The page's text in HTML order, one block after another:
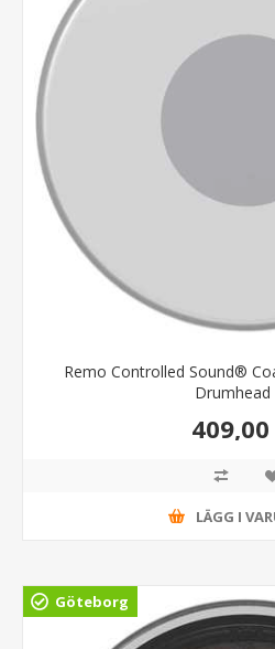
Remo Controlled Sound®
Drumhead
LÄGG I
Göteborg